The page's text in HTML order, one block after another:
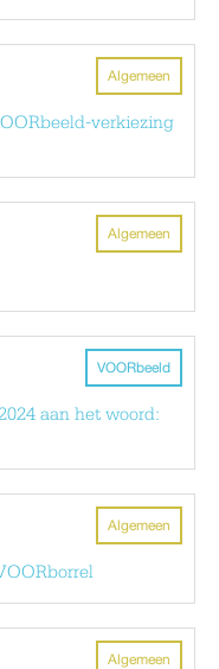
Algemeen
verkiezing
Algemeen
VOORbeeld
aan het woord:
Algemeen
Algemeen